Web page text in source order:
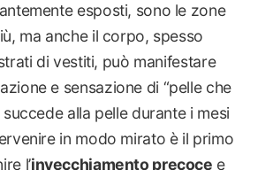
esposti, sono le zone
ma anche il corpo, spesso
di vestiti, può manifestare
e sensazione di “pelle che
alla pelle durante i mesi
in modo mirato è il primo
l’invecchiamento precoce e